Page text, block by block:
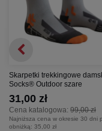
Skarpetki trekkingowe
Socks® Outdoor szare
Cena katalogowa: 99,00 zł
31,00 zł
Najniższa cena w okresie 30 dni
obniżką: 35,00 zł